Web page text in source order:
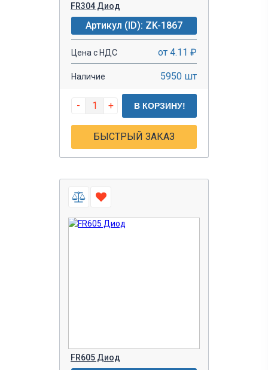
FR304 Диод
Артикул (ID): ZK-1867
Цена с НДС от 4.11 ₽
Наличие 5950 шт
- + В КОРЗИНУ!
БЫСТРЫЙ ЗАКАЗ
FR605 Диод